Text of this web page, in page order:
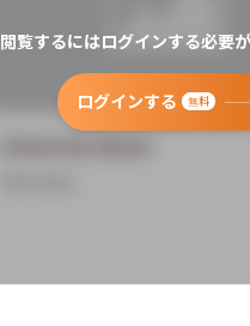
閲覧するにはログインする必要が
ログインする 無料